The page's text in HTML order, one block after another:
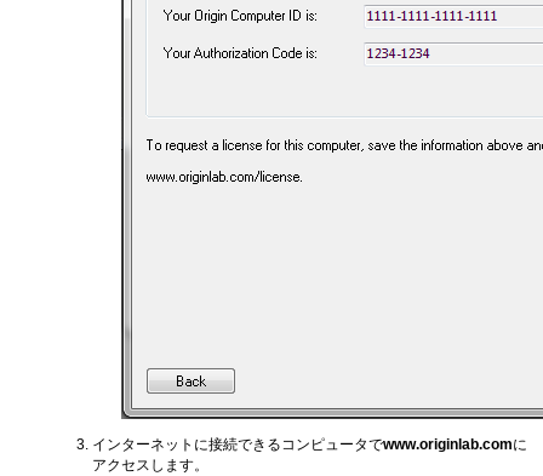
インターネットに接続できるコンピュータでwww.originlab.comに
アクセスします。